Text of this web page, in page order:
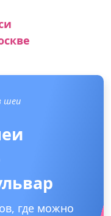
шеи
где можно